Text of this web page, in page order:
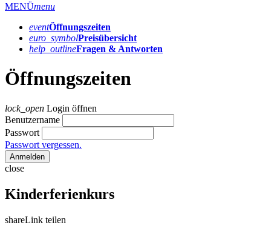
MENÜmenu
eventÖffnungs­zeiten
euro_symbolPreis­übersicht
help_outlineFragen & Antworten
Öffnungszeiten
lock_open Login öffnen
Benutzername
Passwort
Passwort vergessen.
Anmelden
close
Kinderferienkurs
shareLink teilen